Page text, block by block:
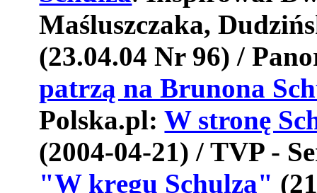
Maśluszczaka,
(23.04.04 Nr 96) /
patrzą na Brunona
Polska.pl:W stronę
(2004-04-21) / TVP -
"W kręgu Schulza"